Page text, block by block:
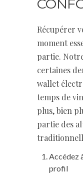
Récupérer
moment
partie.
certaines
wallet
temps de
plus, bien
partie des
Accédez
profil